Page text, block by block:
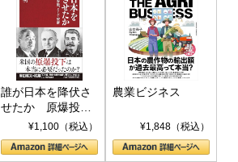
誰が日本を降伏さ
せたか 原爆投
下、ソ連参戦、そ
して聖断 (PHP新
書)
¥1,100（税込）
農業ビジネス
¥1,848（税込）